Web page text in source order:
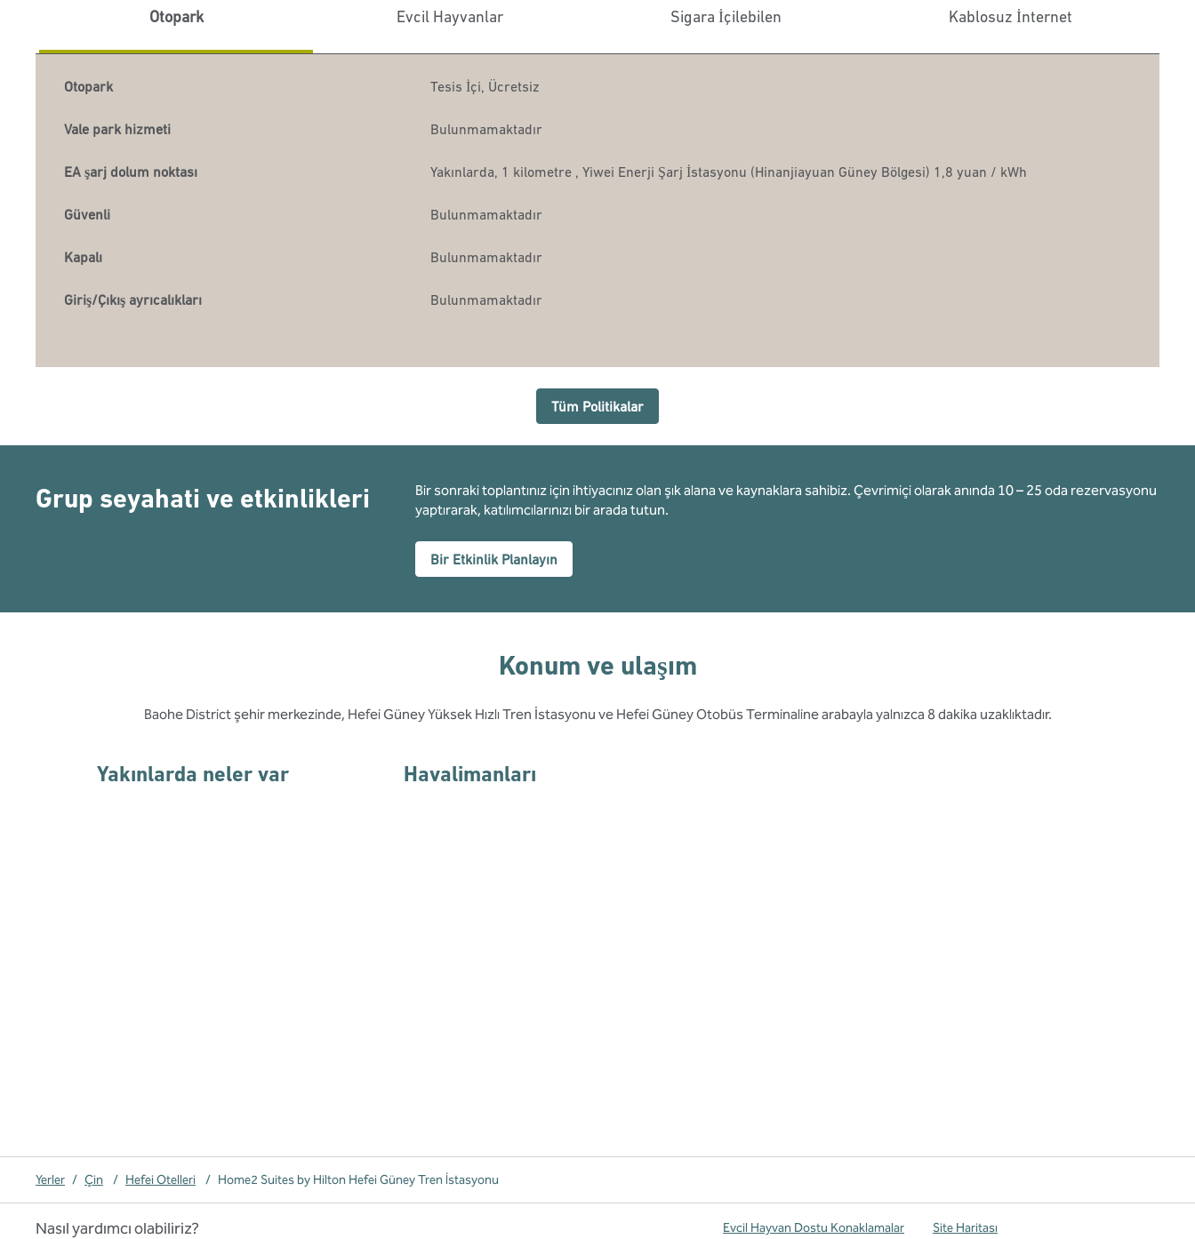
Otopark Evcil Hayvanlar Sigara İçilebilen Kablosuz İnternet
Otopark Tesis İçi, Ücretsiz
Vale park hizmeti Bulunmamaktadır
EA şarj dolum noktası Yakınlarda, 1 kilometre , Yiwei Enerji Şarj İstasyonu (Hinanjiayuan Güney Bölgesi) 1,8 yuan / kWh
Güvenli Bulunmamaktadır
Kapalı Bulunmamaktadır
Giriş/Çıkış ayrıcalıkları Bulunmamaktadır
Tüm Politikalar
Grup seyahati ve etkinlikleri
Bir sonraki toplantınız için ihtiyacınız olan şık alana ve kaynaklara sahibiz. Çevrimiçi olarak anında 10 – 25 oda rezervasyonu
yaptırarak, katılımcılarınızı bir arada tutun.
Bir Etkinlik Planlayın
Konum ve ulaşım
Baohe District şehir merkezinde, Hefei Güney Yüksek Hızlı Tren İstasyonu ve Hefei Güney Otobüs Terminaline arabayla yalnızca 8 dakika uzaklıktadır.
Yakınlarda neler var Havalimanları
Yerler / Çin / Hefei Otelleri / Home2 Suites by Hilton Hefei Güney Tren İstasyonu
Nasıl yardımcı olabiliriz? Evcil Hayvan Dostu Konaklamalar Site Haritası